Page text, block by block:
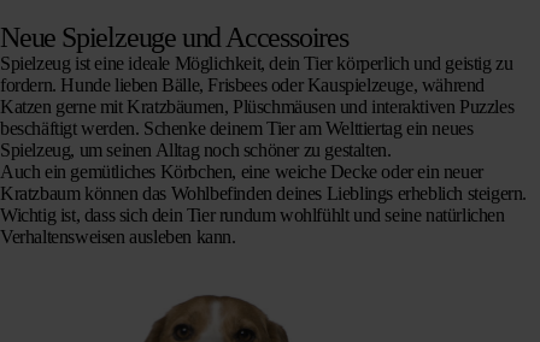
Neue Spielzeuge und Accessoires
Spielzeug ist eine ideale Möglichkeit, dein Tier körperlich und geistig zu
fordern. Hunde lieben Bälle, Frisbees oder Kauspielzeuge, während
Katzen gerne mit Kratzbäumen, Plüschmäusen und interaktiven Puzzles
beschäftigt werden. Schenke deinem Tier am Welttiertag ein neues
Spielzeug, um seinen Alltag noch schöner zu gestalten.
Auch ein gemütliches Körbchen, eine weiche Decke oder ein neuer
Kratzbaum können das Wohlbefinden deines Lieblings erheblich steigern.
Wichtig ist, dass sich dein Tier rundum wohlfühlt und seine natürlichen
Verhaltensweisen ausleben kann.